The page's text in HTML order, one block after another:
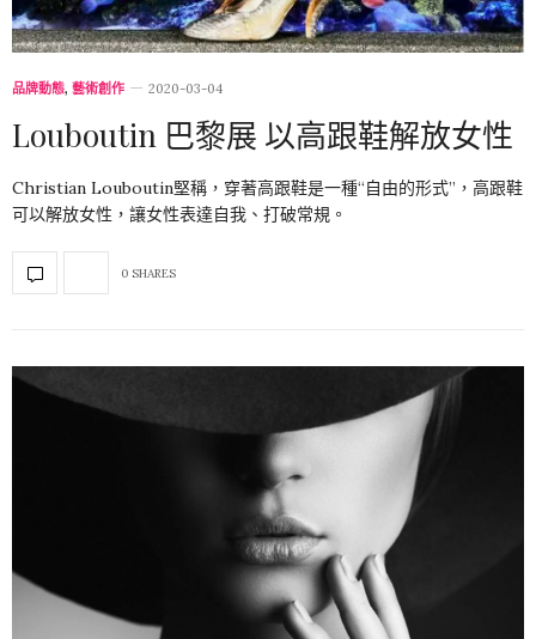
品牌動態, 藝術創作 2020-03-04
Louboutin 巴黎展 以高跟鞋解放女性
Christian Louboutin堅稱，穿著高跟鞋是一種“自由的形式”，高跟鞋
可以解放女性，讓女性表達自我、打破常規。
0 SHARES